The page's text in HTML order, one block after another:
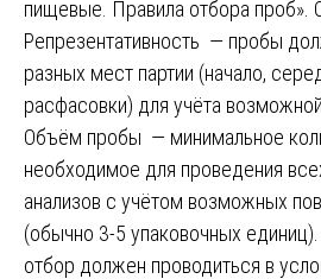
пищевые. Правила отбора проб».
Репрезентативность — пробы
разных мест партии (начало,
расфасовки) для учёта
Объём пробы — минимальное
необходимое для проведения
анализов с учётом возможных
(обычно 3-5 упаковочных
отбор должен проводиться в